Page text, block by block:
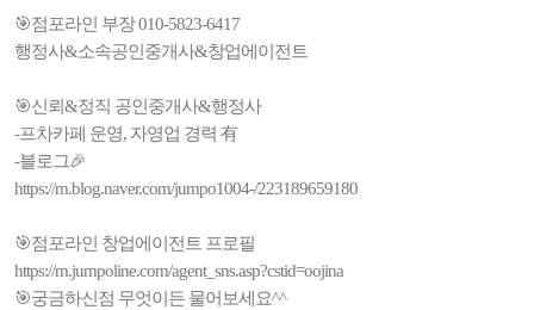
🎯점포라인 부장 010-5823-6417
행정사&소속공인중개사&창업에이전트
🎯신뢰&정직 공인중개사&행정사
-프차카페 운영, 자영업 경력 有
-블로그🎉
https://m.blog.naver.com/jumpo1004-/223189659180
🎯점포라인 창업에이전트 프로필
https://m.jumpoline.com/agent_sns.asp?cstid=oojina
🎯궁금하신점 무엇이든 물어보세요^^